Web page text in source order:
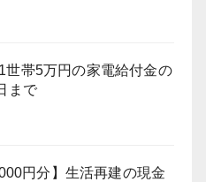
世帯5万円の家電給付金の
まで
円分】生活再建の現金